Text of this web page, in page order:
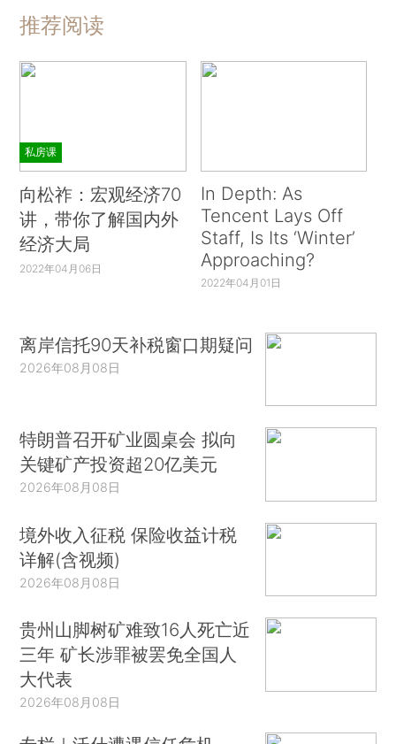
推荐阅读
私房课
向松祚：宏观经济70
讲，带你了解国内外
经济大局
2022年04月06日
In Depth: As
Tencent Lays Off
Staff, Is Its ‘Winter’
Approaching?
2022年04月01日
离岸信托90天补税窗口期疑问
2026年08月08日
特朗普召开矿业圆桌会 拟向
关键矿产投资超20亿美元
2026年08月08日
境外收入征税 保险收益计税
详解(含视频)
2026年08月08日
贵州山脚树矿难致16人死亡近
三年 矿长涉罪被罢免全国人
大代表
2026年08月08日